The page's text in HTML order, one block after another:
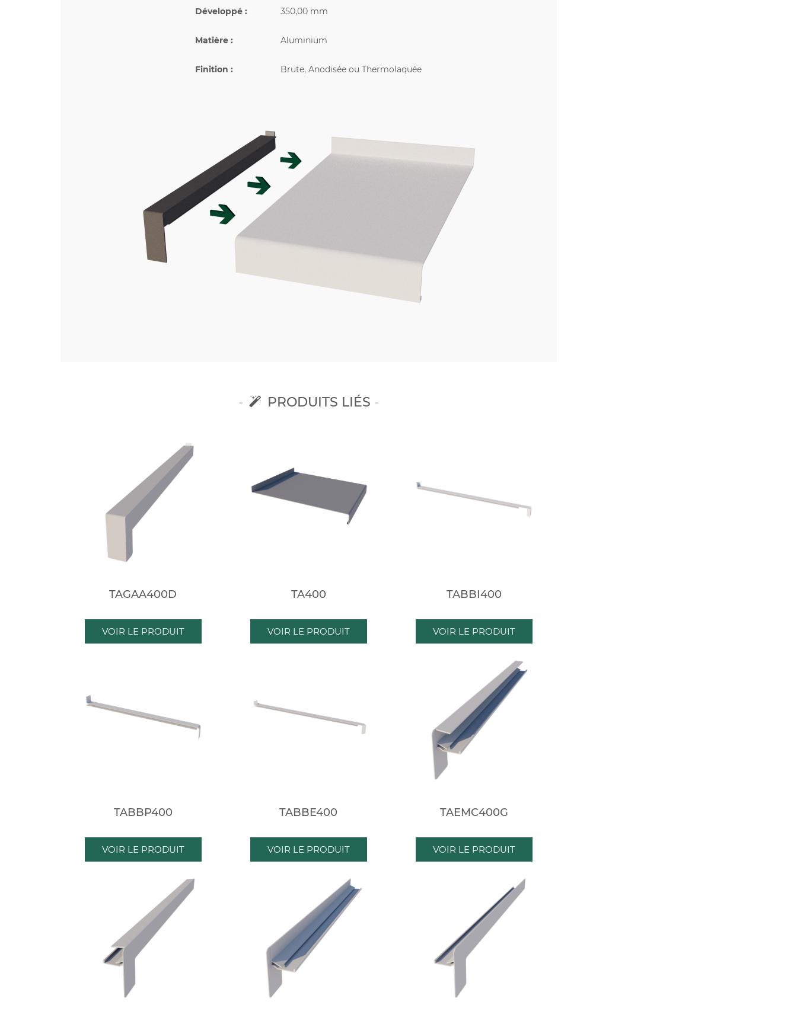
Développé : 350,00 mm
Matière : Aluminium
Finition : Brute, Anodisée ou Thermolaquée
PRODUITS LIÉS
TAGAA400D
VOIR LE PRODUIT
TA400
VOIR LE PRODUIT
TABBI400
VOIR LE PRODUIT
TABBP400
VOIR LE PRODUIT
TABBE400
VOIR LE PRODUIT
TAEMC400G
VOIR LE PRODUIT